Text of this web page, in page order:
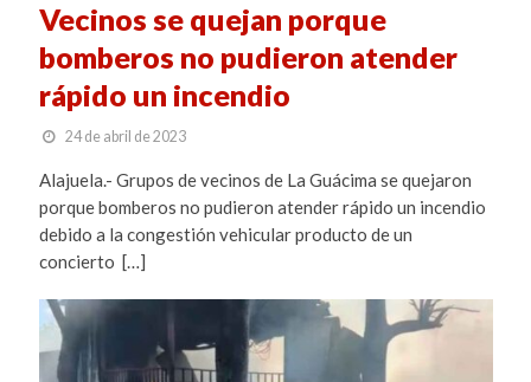
Vecinos se quejan porque
bomberos no pudieron atender
rápido un incendio
24 de abril de 2023
Alajuela.- Grupos de vecinos de La Guácima se quejaron
porque bomberos no pudieron atender rápido un incendio
debido a la congestión vehicular producto de un
concierto […]